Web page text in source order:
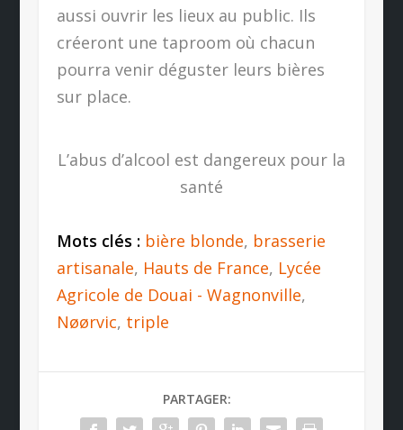
aussi ouvrir les lieux au public. Ils
créeront une taproom où chacun
pourra venir déguster leurs bières
sur place.
L’abus d’alcool est dangereux pour la
santé
Mots clés : bière blonde, brasserie
artisanale, Hauts de France, Lycée
Agricole de Douai - Wagnonville,
Nøørvic, triple
PARTAGER: